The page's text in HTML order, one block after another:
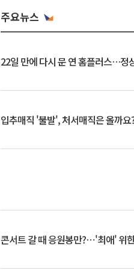
주요뉴스
22일 만에 다시 문 연 홈플러스…정
입추매직 '불발', 처서매직은 올까
콘서트 갈 때 응원봉만?⋯'최애' 위